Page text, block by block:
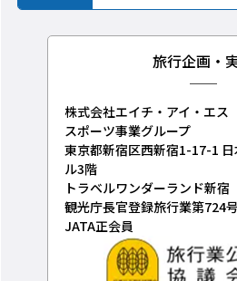
旅行企画・
株式会社エイチ・アイ・エス
スポーツ事業グループ
東京都新宿区西新宿1-17-1
ル3階
トラベルワンダーランド新宿
観光庁長官登録旅行業第724号
JATA正会員